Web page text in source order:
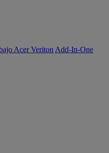
Acer Veriton Add-In-One